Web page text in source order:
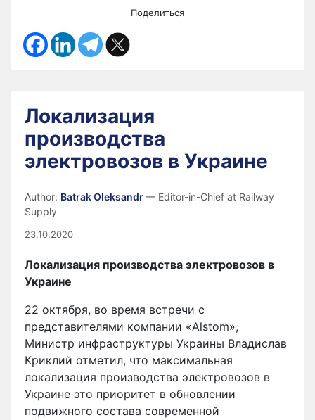
Поделиться
Локализация
производства
электровозов в Украине
Author: Batrak Oleksandr— Editor-in-Chief at Railway
Supply
23.10.2020
Локализация производства электровозов в
Украине
22 октября, во время встречи с
представителями компании «Alstom»,
Министр инфраструктуры Украины Владислав
Криклий отметил, что максимальная
локализация производства электровозов в
Украине это приоритет в обновлении
подвижного состава современной